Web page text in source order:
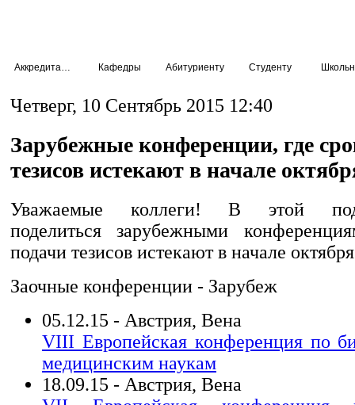
Кафедры Абитуриенту Студенту
Четверг, 10 Сентябрь 2015 12:40
Зарубежные конференции, где
тезисов истекают в начале
Уважаемые коллеги! В этой
поделиться зарубежными
подачи тезисов истекают в начале
Заочные конференции - Зарубеж
05.12.15 - Австрия, Вена
VIII Европейская конференция по
медицинским наукам
18.09.15 - Австрия, Вена